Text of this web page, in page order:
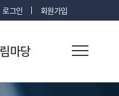
로그인 회원가입
마당